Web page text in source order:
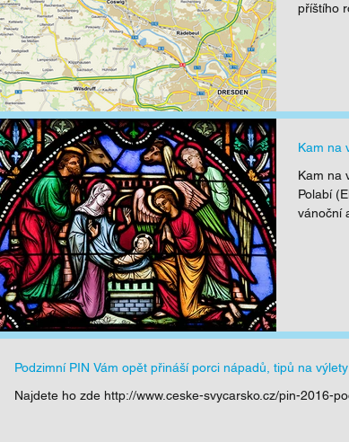
pro Vás
CESKE-
Parrrrádní doubický
Velikonoční pochod s
C.K. dechovou
kapelou
příštího
Kam na
Kam na
Polabí
vánoční
Podzimní PIN Vám opět přináší porci nápadů, tipů na
Najdete ho zde http://www.ceske-svycarsko.cz/pin-2016-